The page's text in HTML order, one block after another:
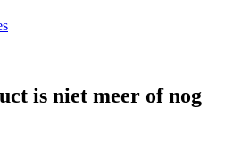
is niet meer of nog